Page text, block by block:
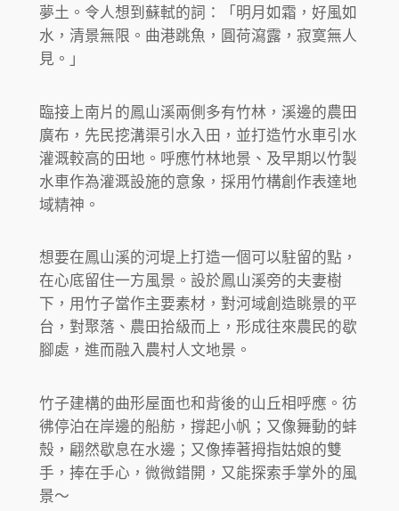
夢土。令人想到蘇軾的詞：「明月如霜，好風如
水，清景無限。曲港跳魚，圓荷瀉露，寂寞無人
見。」
臨接上南片的鳳山溪兩側多有竹林，溪邊的農田
廣布，先民挖溝渠引水入田，並打造竹水車引水
灌溉較高的田地。呼應竹林地景、及早期以竹製
水車作為灌溉設施的意象，採用竹構創作表達地
域精神。
想要在鳳山溪的河堤上打造一個可以駐留的點，
在心底留住一方風景。設於鳳山溪旁的夫妻樹
下，用竹子當作主要素材，對河域創造眺景的平
台，對聚落、農田拾級而上，形成往來農民的歇
腳處，進而融入農村人文地景。
竹子建構的曲形屋面也和背後的山丘相呼應。彷
彿停泊在岸邊的船舫，撐起小帆；又像舞動的蚌
殼，翩然歇息在水邊；又像捧著拇指姑娘的雙
手，捧在手心，微微錯開，又能探索手掌外的風
景～